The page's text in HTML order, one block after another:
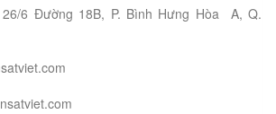
6 Đường 18B, P. Bình Hưng Hòa A, Q.